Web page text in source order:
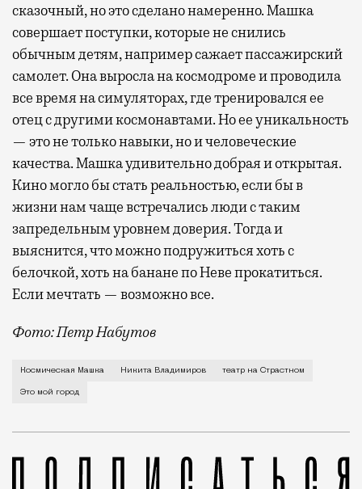
сказочный, но это сделано намеренно. Машка
совершает поступки, которые не снились
обычным детям, например сажает пассажирский
самолет. Она выросла на космодроме и проводила
все время на симуляторах, где тренировался ее
отец с другими космонавтами. Но ее уникальность
— это не только навыки, но и человеческие
качества. Машка удивительно добрая и открытая.
Кино могло бы стать реальностью, если бы в
жизни нам чаще встречались люди с таким
запредельным уровнем доверия. Тогда и
выяснится, что можно подружиться хоть с
белочкой, хоть на банане по Неве прокатиться.
Если мечтать — возможно все.
Фото: Петр Набутов
О рождении за границей благодаря бабушке
Космическая Машка Никита Владимиров театр на Страстном
Это мой город